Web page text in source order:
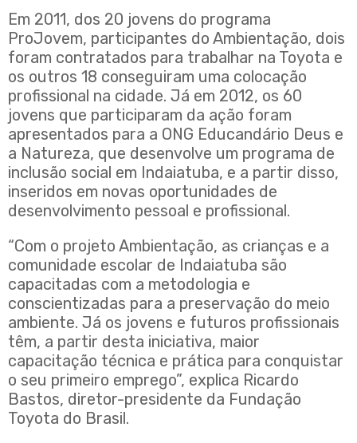
Em 2011, dos 20 jovens do programa
ProJovem, participantes do Ambientação, dois
foram contratados para trabalhar na Toyota e
os outros 18 conseguiram uma colocação
profissional na cidade. Já em 2012, os 60
jovens que participaram da ação foram
apresentados para a ONG Educandário Deus e
a Natureza, que desenvolve um programa de
inclusão social em Indaiatuba, e a partir disso,
inseridos em novas oportunidades de
desenvolvimento pessoal e profissional.
“Com o projeto Ambientação, as crianças e a
comunidade escolar de Indaiatuba são
capacitadas com a metodologia e
conscientizadas para a preservação do meio
ambiente. Já os jovens e futuros profissionais
têm, a partir desta iniciativa, maior
capacitação técnica e prática para conquistar
o seu primeiro emprego”, explica Ricardo
Bastos, diretor-presidente da Fundação
Toyota do Brasil.